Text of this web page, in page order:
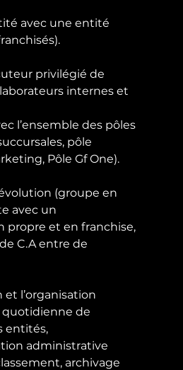
avec une entité
privilégié de
internes et
l’ensemble des pôles
pôle
Pôle Gf One).
(groupe en
avec un
propre et en franchise,
C.A entre de
et l’organisation
de
entités,
administrative
archivage